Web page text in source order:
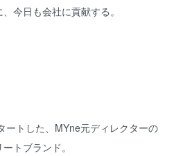
今日も会社に貢献する。
ートした、MYne元ディレクターの
トブランド。